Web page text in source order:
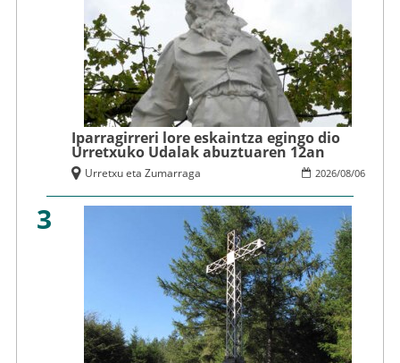
Iparragirreri lore eskaintza egingo dio
Urretxuko Udalak abuztuaren 12an
2026/08/06
Urretxu eta Zumarraga
3